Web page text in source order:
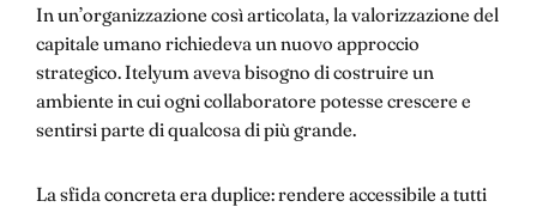
In un’organizzazione così articolata, la valorizzazione del
capitale umano richiedeva un nuovo approccio
strategico. Itelyum aveva bisogno di costruire un
ambiente in cui ogni collaboratore potesse crescere e
sentirsi parte di qualcosa di più grande.
La sfida concreta era duplice: rendere accessibile a tutti